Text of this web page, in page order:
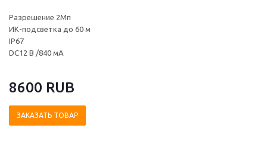
Разрешение 2Мп
ИК-подсветка до 60 м
IP67
DC12 В /840 мА
8600 RUB
ЗАКАЗАТЬ ТОВАР